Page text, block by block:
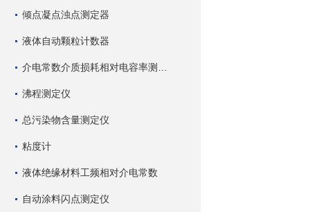
倾点凝点浊点测定器
液体自动颗粒计数器
沸程测定仪
总污染物含量测定仪
粘度计
液体绝缘材料工频相对介电常数
自动涂料闪点测定仪